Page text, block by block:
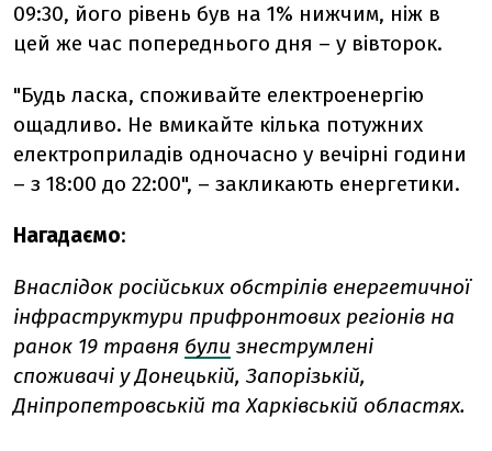
09:30, його рівень був на 1% нижчим, ніж в
цей же час попереднього дня – у вівторок.
"Будь ласка, споживайте електроенергію
ощадливо. Не вмикайте кілька потужних
електроприладів одночасно у вечірні години
– з 18:00 до 22:00", – закликають енергетики.
Нагадаємо:
Внаслідок російських обстрілів енергетичної
інфраструктури прифронтових регіонів на
ранок 19 травня були знеструмлені
споживачі у Донецькій, Запорізькій,
Дніпропетровській та Харківській областях.